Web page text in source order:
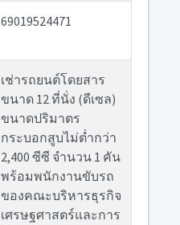
69019524471
เช่ารถยนต์โดยสาร
ขนาด 12 ที่นั่ง (ดีเซล)
ขนาดปริมาตร
กระบอกสูบไม่ต่ำกว่า
2,400 ซีซี จำนวน 1 คัน
พร้อมพนักงานขับรถ
ของคณะบริหารธุรกิจ
เศรษฐศาสตร์และการ